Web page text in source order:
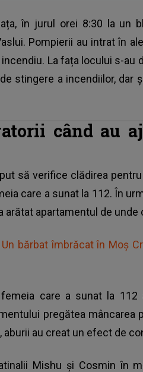
în jurul orei 8:30 la un
Pompierii au intrat în
La fața locului s-au
stingere a incendiilor, dar
când au
să verifice clădirea
care a sunat la 112. În
arătat apartamentul de
Un bărbat îmbrăcat în Moș
care a sunat la
pregătea mâncarea
au creat un efect de
Mishu și Cosmin în